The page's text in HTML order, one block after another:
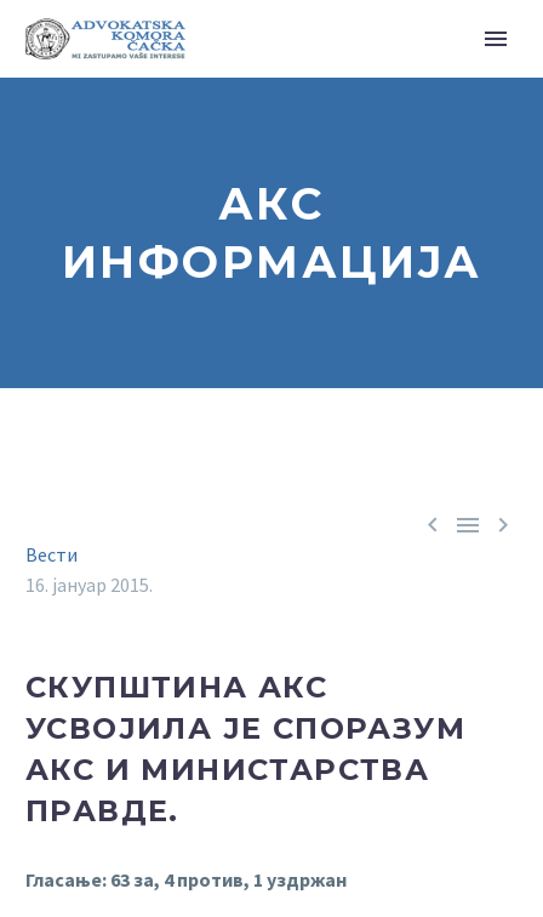
АКС
ИНФОРМАЦИЈА
  
Вести
16. јануар 2015.
СКУПШТИНА АКС
УСВОЈИЛА ЈЕ СПОРАЗУМ
АКС И МИНИСТАРСТВА
ПРАВДЕ.
Гласање: 63 за, 4 против, 1 уздржан